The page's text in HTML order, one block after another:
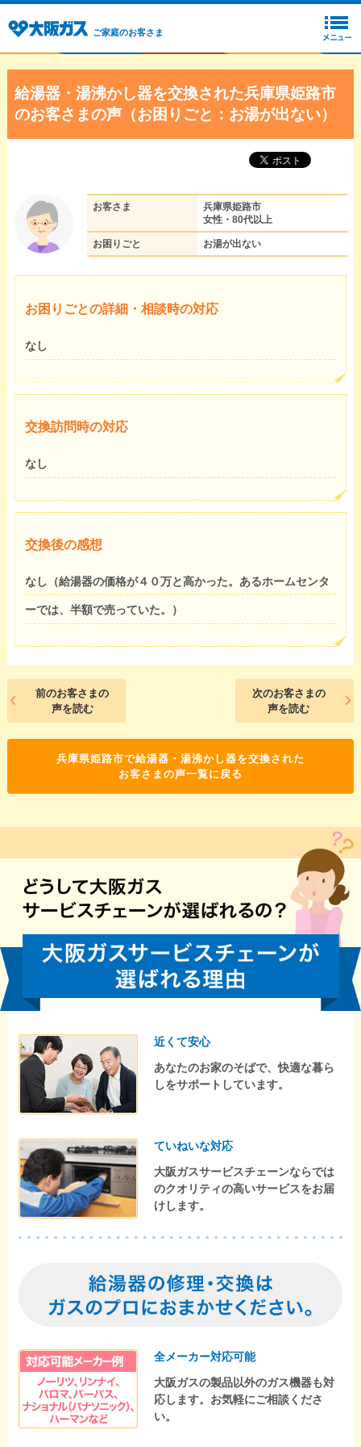
ご家庭のお客さま
給湯器・湯沸かし器を交換された兵庫県姫路市
のお客さまの声（お困りごと：お湯が出ない）
お客さま
兵庫県姫路市
女性・80代以上
お困りごと お湯が出ない
お困りごとの詳細・相談時の対応
なし
交換訪問時の対応
なし
交換後の感想
なし（給湯器の価格が４０万と高かった。あるホームセンタ
ーでは、半額で売っていた。）
前のお客さまの
声を読む
次のお客さまの
声を読む
兵庫県姫路市で給湯器・湯沸かし器を交換された
お客さまの声一覧に戻る
近くて安心
あなたのお家のそばで、快適な暮ら
しをサポートしています。
ていねいな対応
大阪ガスサービスチェーンならでは
のクオリティの高いサービスをお届
けします。
全メーカー対応可能
大阪ガスの製品以外のガス機器も対
応します。お気軽にご相談くださ
い。